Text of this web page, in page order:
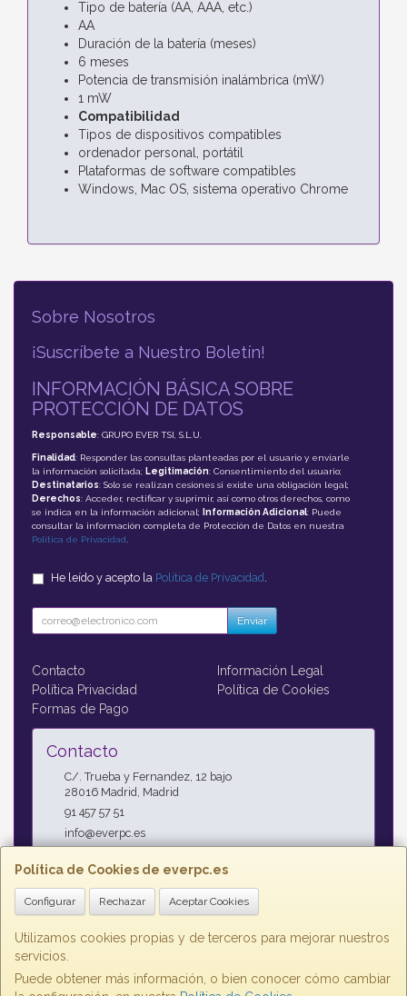
Tipo de batería (AA, AAA, etc.)
AA
Duración de la batería (meses)
6 meses
Potencia de transmisión inalámbrica (mW)
1 mW
Compatibilidad
Tipos de dispositivos compatibles
ordenador personal, portátil
Plataformas de software compatibles
Windows, Mac OS, sistema operativo Chrome
Política de Cookies de everpc.es
Configurar Rechazar Aceptar Cookies
Utilizamos cookies propias y de terceros para mejorar nuestros
servicios.
Puede obtener más información, o bien conocer cómo cambiar
Sobre Nosotros
¡Suscríbete a Nuestro Boletín!
INFORMACIÓN BÁSICA SOBRE
PROTECCIÓN DE DATOS
Responsable: GRUPO EVER TSI, S.L.U.
Finalidad: Responder las consultas planteadas por el usuario y enviarle
la información solicitada; Legitimación: Consentimiento del usuario;
Destinatarios: Solo se realizan cesiones si existe una obligación legal;
Derechos: Acceder, rectificar y suprimir, así como otros derechos, como
se indica en la información adicional;
Información Adicional: Puede
consultar la información completa de Protección de Datos en nuestra
Política de Privacidad
He leído y acepto la Política de Privacidad
Enviar
Contacto
Información Legal
Política Privacidad
Política de Cookies
Formas de Pago
Contacto
C/. Trueba y Fernandez, 12 bajo
28016 Madrid Madrid
91 457 57 51
info@everpc.es
Horario
Horario continuo : Lunes a Jueves 09:00h - 19:00h, Viernes
09:00h - 14:00h